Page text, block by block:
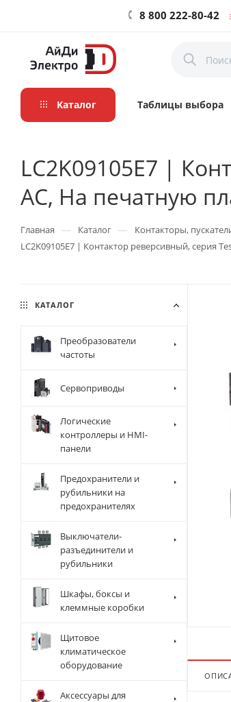
8 800 222-80-42
Каталог Таблицы выбора
LC2K09105E7 |
AC, На печатную
Главная — Каталог — Контакторы,
LC2K09105E7 | Контактор реверсивный, серия
КАТАЛОГ
Преобразователи
частоты
Сервоприводы
Логические
контроллеры и HMI-
панели
Предохранители и
рубильники на
предохранителях
Выключатели-
разъединители и
рубильники
Шкафы, боксы и
клеммные коробки
Щитовое
климатическое
оборудование
Аксессуары для